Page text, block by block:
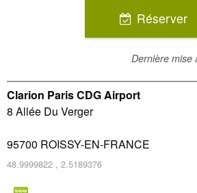
Réserver
Dernière mise
Clarion Paris CDG Airport
8 Allée Du Verger
95700 ROISSY-EN-FRANCE
48.9999822 , 2.5189376